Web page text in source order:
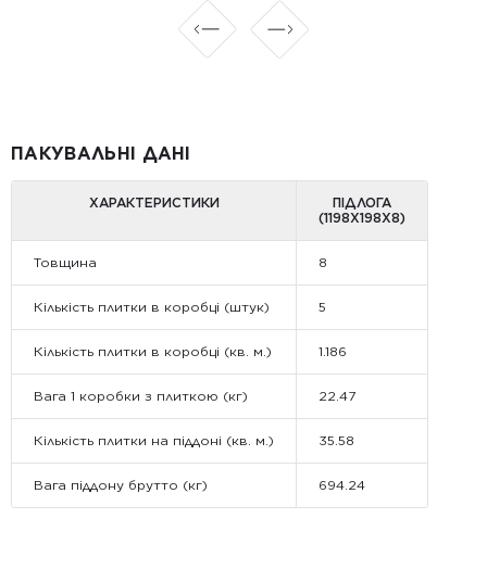
ПАКУВАЛЬНІ ДАНІ
ХАРАКТЕРИСТИКИ
ПІДЛОГА
(1198Х198Х8)
Товщина 8
Кількість плитки в коробці (штук) 5
Кількість плитки в коробці (кв. м.) 1.186
Вага 1 коробки з плиткою (кг) 22.47
Кількість плитки на піддоні (кв. м.) 35.58
Вага піддону брутто (кг) 694.24